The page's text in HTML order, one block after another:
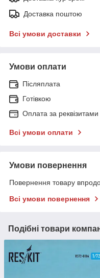
Доставка поштою
Всі умови доставки
Умови оплати
Післяплата
Готівкою
Оплата за реквізитами
Всі умови оплати
Умови повернення
Повернення товару
Всі умови повернення
Подібні товари